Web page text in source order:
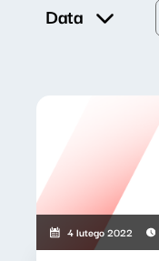
Data
4 lutego 2022